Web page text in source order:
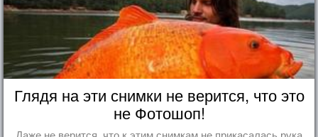
Глядя на эти снимки не верится, что это
не Фотошоп!